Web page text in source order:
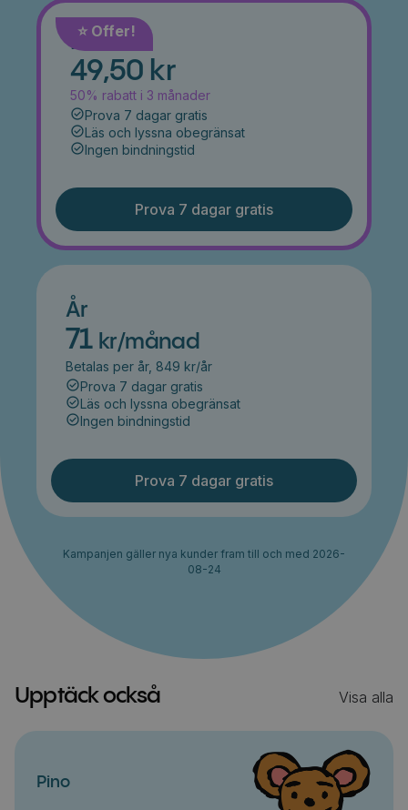
⭐️ Offer!
Månad
49,50 kr
50% rabatt i 3 månader
Prova 7 dagar gratis
Läs och lyssna obegränsat
Ingen bindningstid
Prova 7 dagar gratis
År
71 kr/månad
Betalas per år, 849 kr/år
Prova 7 dagar gratis
Läs och lyssna obegränsat
Ingen bindningstid
Prova 7 dagar gratis
Kampanjen gäller nya kunder fram till och med 2026-
08-24
Upptäck också Visa alla
Pino